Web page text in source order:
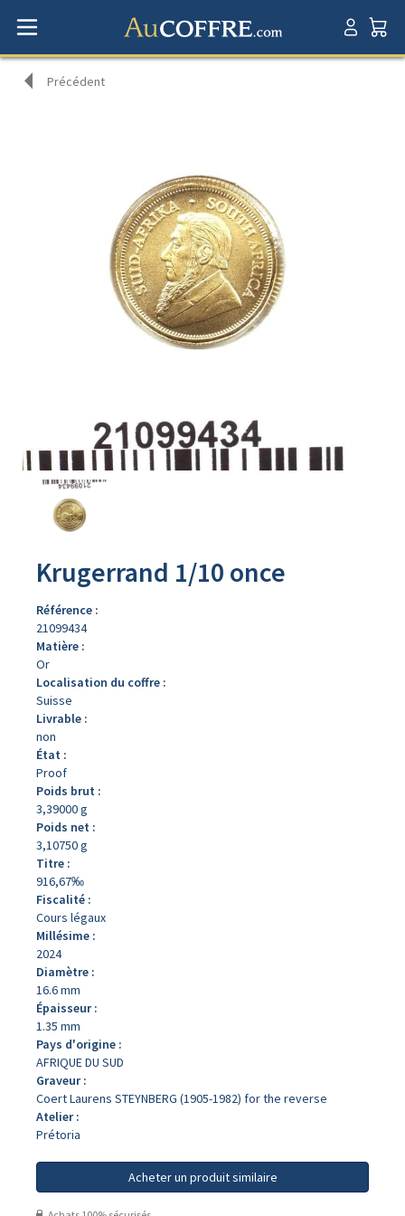
Précédent
Avers
produit
Krugerrand 1/10 once
Référence :
21099434
Matière :
Or
Localisation du coffre :
Suisse
Livrable :
non
État :
Proof
Poids brut :
3,39000 g
Poids net :
3,10750 g
Titre :
916,67‰
Fiscalité :
Cours légaux
Millésime :
2024
Diamètre :
16.6 mm
Épaisseur :
1.35 mm
Pays d'origine :
AFRIQUE DU SUD
Graveur :
Coert Laurens STEYNBERG (1905-1982) for the reverse
Atelier :
Prétoria
Acheter un produit similaire